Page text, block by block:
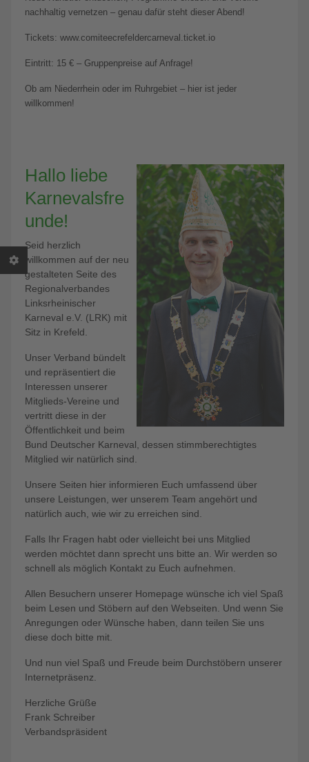
nachhaltig vernetzen – genau dafür steht dieser Abend!
Tickets: www.comiteecrefeldercarneval.ticket.io
Eintritt: 15 € – Gruppenpreise auf Anfrage!
Ob am Niederrhein oder im Ruhrgebiet – hier ist jeder
willkommen!
Hallo liebe
Karnevalsfre
unde!
Seid herzlich
willkommen auf der neu
gestalteten Seite des
Regionalverbandes
Linksrheinischer
Karneval e.V. (LRK) mit
Sitz in Krefeld.
Unser Verband bündelt
und repräsentiert die
Interessen unserer
Mitglieds-Vereine und
vertritt diese in der
Öffentlichkeit und beim
Bund Deutscher Karneval, dessen stimmberechtigtes
Mitglied wir natürlich sind.
Unsere Seiten hier informieren Euch umfassend über
unsere Leistungen, wer unserem Team angehört und
natürlich auch, wie wir zu erreichen sind.
Falls Ihr Fragen habt oder vielleicht bei uns Mitglied
werden möchtet dann sprecht uns bitte an. Wir werden so
schnell als möglich Kontakt zu Euch aufnehmen.
Allen Besuchern unserer Homepage wünsche ich viel Spaß
beim Lesen und Stöbern auf den Webseiten. Und wenn Sie
Anregungen oder Wünsche haben, dann teilen Sie uns
diese doch bitte mit.
Und nun viel Spaß und Freude beim Durchstöbern unserer
Internetpräsenz.
Herzliche Grüße
Frank Schreiber
Verbandspräsident